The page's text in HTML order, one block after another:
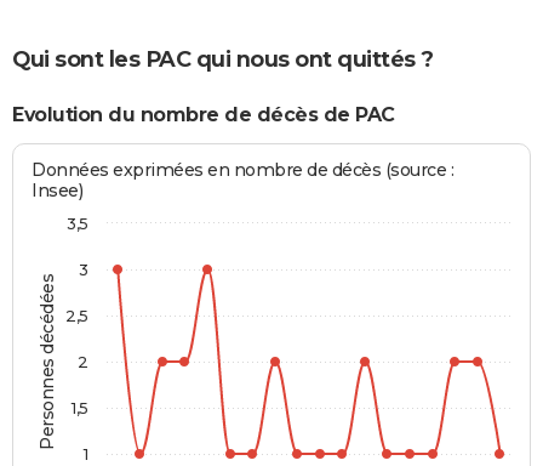
Qui sont les PAC qui nous ont quittés ?
Evolution du nombre de décès de PAC
Personnes décédées
Données exprimées en nombre de décès (source :
Insee)
1
1,5
2
2,5
3
3,5